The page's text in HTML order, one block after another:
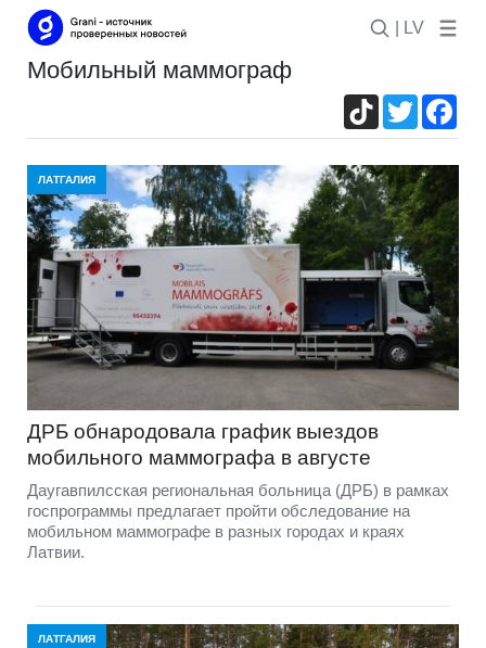
| LV
мобильный маммограф
TikTokTwitter
ЛАТГАЛИЯ
ДРБ обнародовала график выездов
мобильного маммографа в августе
Даугавпилсская региональная больница (ДРБ) в рамках
госпрограммы предлагает пройти обследование на
мобильном маммографе в разных городах и краях
Латвии.
ЛАТГАЛИЯ